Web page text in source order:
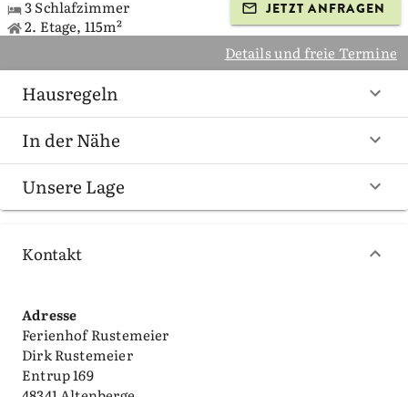
3 Schlafzimmer
2. Etage, 115m²
JETZT ANFRAGEN
Details und freie Termine
Hausregeln
In der Nähe
Unsere Lage
Kontakt
Adresse
Ferienhof Rustemeier
Dirk Rustemeier
Entrup 169